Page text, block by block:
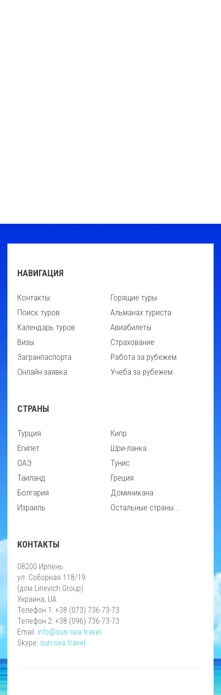
НАВИГАЦИЯ
Контакты
Поиск туров
Календарь туров
Визы
Загранпаспорта
Онлайн заявка
Горящие туры
Альманах туриста
Авиабилеты
Страхование
Работа за рубежем
Учеба за рубежем
СТРАНЫ
Турция
Египет
ОАЭ
Таиланд
Болгария
Израиль
Кипр
Шри-ланка
Тунис
Греция
Доминикана
Остальные страны...
КОНТАКТЫ
08200 Ирпень
ул. Соборная 118/19
(дом Linevich Group)
Украина, UA
Телефон 1: +38 (073) 736-73-73
Телефон 2: +38 (096) 736-73-73
Email: info@sun-sea.travel
Skype: sun-sea.travel